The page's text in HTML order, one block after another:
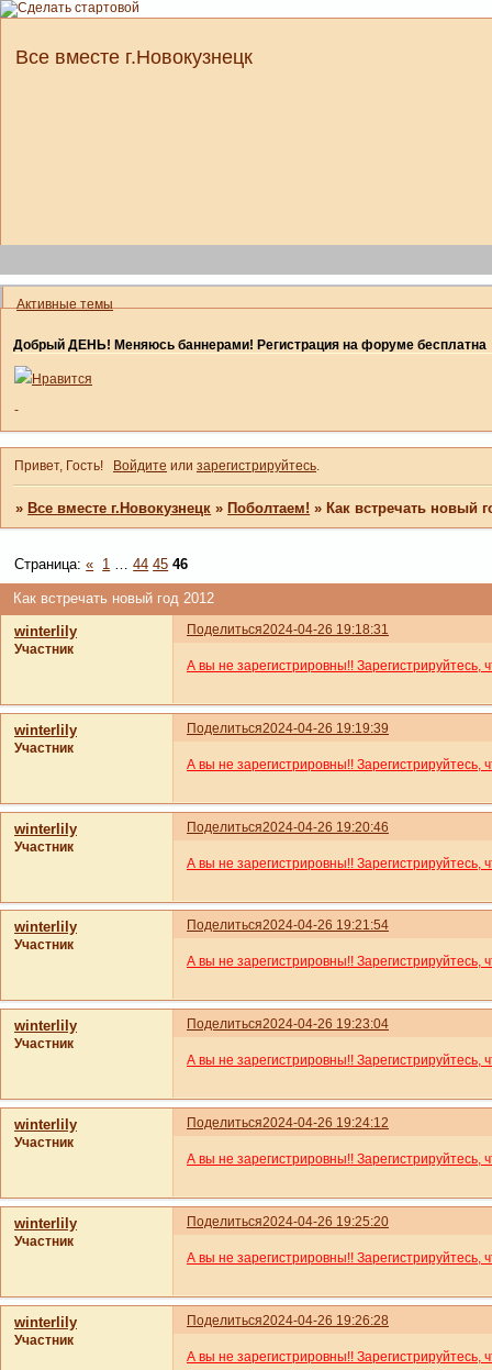
Все вместе г.Новокузнецк
Активные темы
Добрый ДЕНЬ! Меняюсь баннерами! Регистрация на форуме бесплатна
Нравится
-
Привет, Гость! Войдите или зарегистрируйтесь.
»Все вместе г.Новокузнецк »Поболтаем! »Как встречать новый
Как встречать новый год 2012
Страница:« 1 … 44 45 46
Поделиться2024-04-26 19:18:31
winterlily
Участник
А вы не зарегистрировны!! Зарегистрируйтесь,
Поделиться2024-04-26 19:19:39
winterlily
Участник
А вы не зарегистрировны!! Зарегистрируйтесь,
Поделиться2024-04-26 19:20:46
winterlily
Участник
А вы не зарегистрировны!! Зарегистрируйтесь,
Поделиться2024-04-26 19:21:54
winterlily
Участник
А вы не зарегистрировны!! Зарегистрируйтесь,
Поделиться2024-04-26 19:23:04
winterlily
Участник
А вы не зарегистрировны!! Зарегистрируйтесь,
Поделиться2024-04-26 19:24:12
winterlily
Участник
А вы не зарегистрировны!! Зарегистрируйтесь,
Поделиться2024-04-26 19:25:20
winterlily
Участник
А вы не зарегистрировны!! Зарегистрируйтесь,
Поделиться2024-04-26 19:26:28
winterlily
Участник
А вы не зарегистрировны!! Зарегистрируйтесь,